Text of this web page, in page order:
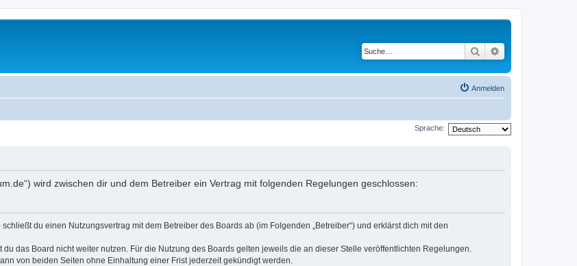
Suche
Anmelden
Sprache:
wird zwischen dir und dem Betreiber ein Vertrag mit folgenden Regelungen geschlossen:
schließt du einen Nutzungsvertrag mit dem Betreiber des Boards ab (im Folgenden „Betreiber“) und erklärst dich mit den
das Board nicht weiter nutzen. Für die Nutzung des Boards gelten jeweils die an dieser Stelle veröffentlichten Regelungen.
von beiden Seiten ohne Einhaltung einer Frist jederzeit gekündigt werden.